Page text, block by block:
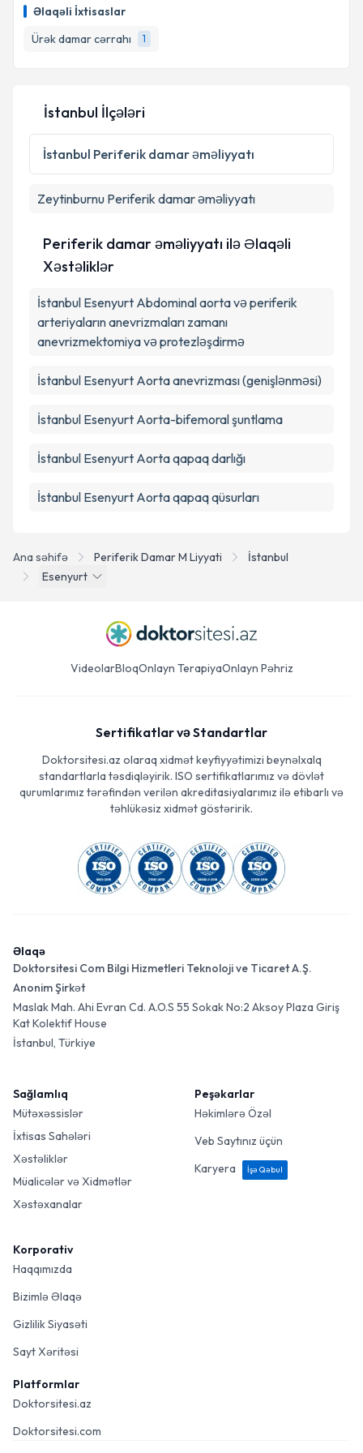
Əlaqəli İxtisaslar
Ürək damar cərrahı
1
biləcəyiniz təqvim hazır olduqda e-poçt ilə
məlumatlandırılacaqsınız.
E-poçt Ünvanınız
Şəxsi məlumatlarımın emal edilməsinə dair
Aydınlatma Mətnini oxudum və şəxsi
edilməsinə razılıq verirəm.
Təqvim Tələbini Göndər
Ana səhifə Periferik Damar M Liyyati
İstanbul
Esenyurt
İstanbul İlçələri
İstanbul Periferik damar əməliyyatı
Zeytinburnu Periferik damar əməliyyatı
Periferik damar əməliyyatı ilə Əlaqəli
Xəstəliklər
İstanbul Esenyurt Abdominal aorta və periferik
arteriyaların anevrizmaları zamanı
anevrizmektomiya və protezləşdirmə
İstanbul Esenyurt Aorta anevrizması (genişlənməsi)
İstanbul Esenyurt Aorta-bifemoral şuntlama
İstanbul Esenyurt Aorta qapaq darlığı
İstanbul Esenyurt Aorta qapaq qüsurları
VideolarBloqOnlayn TerapiyaOnlayn Pəhriz
Sertifikatlar və Standartlar
Doktorsitesi.az olaraq xidmət keyfiyyətimizi beynəlxalq
standartlarla təsdiqləyirik. ISO sertifikatlarımız və dövlət
qurumlarımız tərəfindən verilən akreditasiyalarımız ilə etibarlı və
təhlükəsiz xidmət göstəririk.
Əlaqə
Doktorsitesi Com Bilgi Hizmetleri Teknoloji ve Ticaret A.Ş.
Anonim Şirkət
Maslak Mah. Ahi Evran Cd. A.O.S 55 Sokak No:2 Aksoy Plaza Giriş
Kat Kolektif House
İstanbul, Türkiye
Sağlamlıq
Mütəxəssislər
İxtisas Sahələri
Xəstəliklər
Müalicələr və Xidmətlər
Xəstəxanalar
Peşəkarlar
Həkimlərə Özəl
Veb Saytınız üçün
Karyera
İşə Qəbul
Korporativ
Haqqımızda
Bizimlə Əlaqə
Gizlilik Siyasəti
Sayt Xəritəsi
Platformlar
Doktorsitesi.az
Doktorsitesi.com